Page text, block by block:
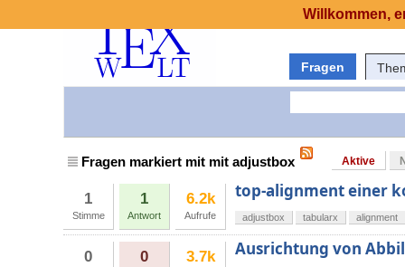
Fragen
Fragen markiert mit mit adjustbox Aktive
1
Stimme
1
Antwort
6.2k
Aufrufe
top-alignment einer
adjustbox tabularx alignment
0 0 3.7k Ausrichtung von
Willkommen,